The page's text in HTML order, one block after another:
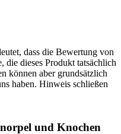
dass die Bewertung von
die dieses Produkt tatsächlich
können aber grundsätzlich
haben. Hinweis schließen
und Knochen